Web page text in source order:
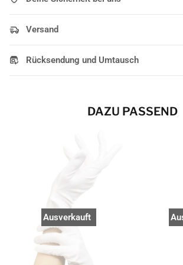
Versand
Rücksendung und Umtausch
DAZU PASSEND
Ausverkauft